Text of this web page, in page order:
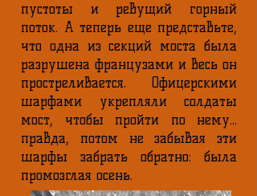
пустоты и ревущий горный
поток. А теперь еще представьте,
что одна из секций моста была
разрушена французами и весь он
простреливается. Офицерскими
шарфами укрепляли солдаты
мост, чтобы пройти по нему...
правда, потом не забывая эти
шарфы забрать обратно: была
промозглая осень.